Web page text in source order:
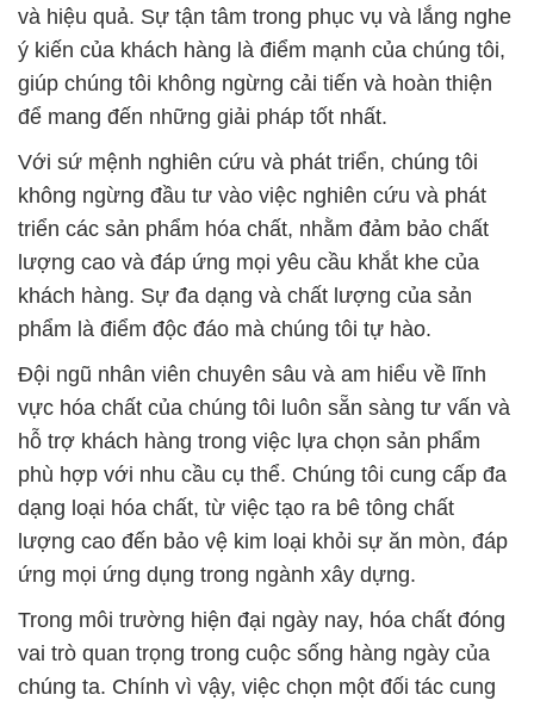
và hiệu quả. Sự tận tâm trong phục vụ và lắng nghe
ý kiến của khách hàng là điểm mạnh của chúng tôi,
giúp chúng tôi không ngừng cải tiến và hoàn thiện
để mang đến những giải pháp tốt nhất.
Với sứ mệnh nghiên cứu và phát triển, chúng tôi
không ngừng đầu tư vào việc nghiên cứu và phát
triển các sản phẩm hóa chất, nhằm đảm bảo chất
lượng cao và đáp ứng mọi yêu cầu khắt khe của
khách hàng. Sự đa dạng và chất lượng của sản
phẩm là điểm độc đáo mà chúng tôi tự hào.
Đội ngũ nhân viên chuyên sâu và am hiểu về lĩnh
vực hóa chất của chúng tôi luôn sẵn sàng tư vấn và
hỗ trợ khách hàng trong việc lựa chọn sản phẩm
phù hợp với nhu cầu cụ thể. Chúng tôi cung cấp đa
dạng loại hóa chất, từ việc tạo ra bê tông chất
lượng cao đến bảo vệ kim loại khỏi sự ăn mòn, đáp
ứng mọi ứng dụng trong ngành xây dựng.
Trong môi trường hiện đại ngày nay, hóa chất đóng
vai trò quan trọng trong cuộc sống hàng ngày của
chúng ta. Chính vì vậy, việc chọn một đối tác cung